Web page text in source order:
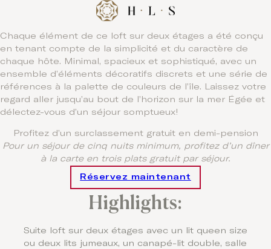
Chaque élément de ce loft sur deux étages a été conçu
en tenant compte de la simplicité et du caractère de
chaque hôte. Minimal, spacieux et sophistiqué, avec un
ensemble d’éléments décoratifs discrets et une série de
références à la palette de couleurs de l’île. Laissez votre
regard aller jusqu’au bout de l’horizon sur la mer Égée et
délectez-vous d’un séjour somptueux!
Profitez d’un surclassement gratuit en demi-pension
Pour un séjour de cinq nuits minimum, profitez d’un dîner
à la carte en trois plats gratuit par séjour.
Réservez maintenant
Highlights:
Suite loft sur deux étages avec un lit queen size
ou deux lits jumeaux, un canapé-lit double, salle